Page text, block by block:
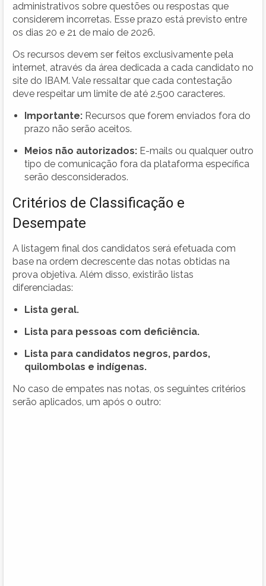
administrativos sobre questões ou respostas que
considerem incorretas. Esse prazo está previsto entre
os dias 20 e 21 de maio de 2026.
Os recursos devem ser feitos exclusivamente pela
internet, através da área dedicada a cada candidato no
site do IBAM. Vale ressaltar que cada contestação
deve respeitar um limite de até 2.500 caracteres.
Importante: Recursos que forem enviados fora do
prazo não serão aceitos.
Meios não autorizados: E-mails ou qualquer outro
tipo de comunicação fora da plataforma específica
serão desconsiderados.
Critérios de Classificação e
Desempate
A listagem final dos candidatos será efetuada com
base na ordem decrescente das notas obtidas na
prova objetiva. Além disso, existirão listas
diferenciadas:
Lista geral.
Lista para pessoas com deficiência.
Lista para candidatos negros, pardos,
quilombolas e indígenas.
No caso de empates nas notas, os seguintes critérios
serão aplicados, um após o outro: